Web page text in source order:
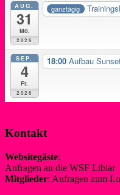
AUG.
31
Mo.
2026
ganztägig
SEP.
4
Fr.
2026
18:00 Aufbau
Kontakt
Websitegäste:
Anfragen an die WSF Liblar
Mitglieder: Anfragen zum